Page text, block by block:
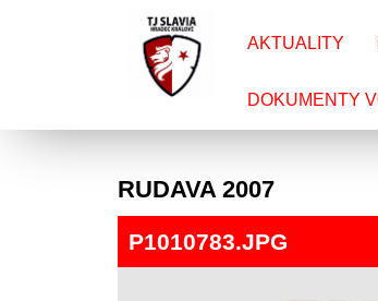
AKTUALITY
DOKUMENTY
RUDAVA 2007
P1010783.JPG